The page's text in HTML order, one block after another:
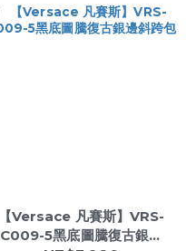
【Versace 凡賽斯】VRS-
C009-5黑底圖騰復古銀邊